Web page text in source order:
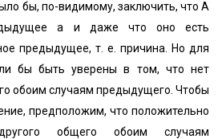
бы, по-видимому, заключить, что А
а и даже что оно есть
предыдущее, т. е. причина. Но для
бы быть уверены в том, что нет
обоим случаям предыдущего. Чтобы
предположим, что положительно
общего обоим случаям